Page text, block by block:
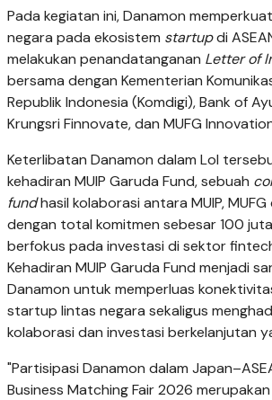
Pada kegiatan ini, Danamon
negara pada ekosistem startupdi
melakukan penandatanganan Letter of
bersama dengan Kementerian
Republik Indonesia (Komdigi), Bank of
Krungsri Finnovate, dan MUFG
Keterlibatan Danamon dalam LoI
kehadiran MUIP Garuda Fund, sebuah
fundhasil kolaborasi antara MUIP,
dengan total komitmen sebesar 100
berfokus pada investasi di sektor
Kehadiran MUIP Garuda Fund menjadi
Danamon untuk memperluas
startup lintas negara sekaligus
kolaborasi dan investasi berkelanjutan
"Partisipasi Danamon dalam
Business Matching Fair 2026